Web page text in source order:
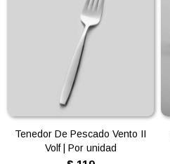
Tenedor De Pescado Vento II
Volf | Por unidad